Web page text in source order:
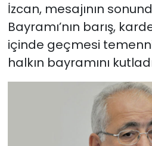
İzcan, mesajının
Bayramı’nın barış,
içinde geçmesi
halkın bayramını